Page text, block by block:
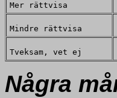
Mer rättvisa
Mindre rättvisa
Tveksam, vet ej
Några